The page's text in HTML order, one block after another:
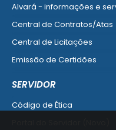
Alvará - informações e
Central de Contratos/Atas
Central de Licitações
Emissão de Certidões
SERVIDOR
Código de Ética